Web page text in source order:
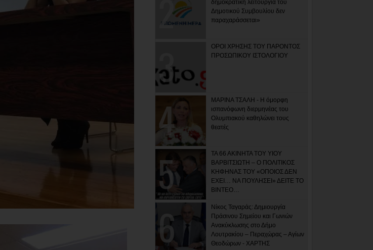
δημοκρατική λειτουργία του
Δημοτικού Συμβουλίου δεν
παραχαράσσεται»
ΟΡΟΙ ΧΡΗΣΗΣ ΤΟΥ ΠΑΡΟΝΤΟΣ
ΠΡΟΣΩΠΙΚΟΥ ΙΣΤΟΛΟΓΙΟΥ
ΜΑΡΙΝΑ ΤΣΑΛΗ - Η όμορφη
ισπανόφωνη διερμηνέας του
Ολυμπιακού καθηλώνει τους
θεατές
ΤΑ 66 ΑΚΙΝΗΤΑ ΤΟΥ ΥΙΟΥ
ΒΑΡΒΙΤΣΙΩΤΗ – Ο ΠΟΛΙΤΙΚΟΣ
ΚΗΦΗΝΑΣ ΤΟΥ «ΟΠΟΙΟΣ ΔΕΝ
ΕΧΕΙ… ΝΑ ΠΟΥΛΗΣΕΙ» ΔΕΙΤΕ ΤΟ
ΒΙΝΤΕΟ…
Νίκος Ταγαράς: Δημιουργία
Πράσινου Σημείου και Γωνιών
Ανακύκλωσης στο Δήμο
Λουτρακίου – Περαχώρας – Αγίων
Θεοδώρων - ΧΑΡΤΗΣ